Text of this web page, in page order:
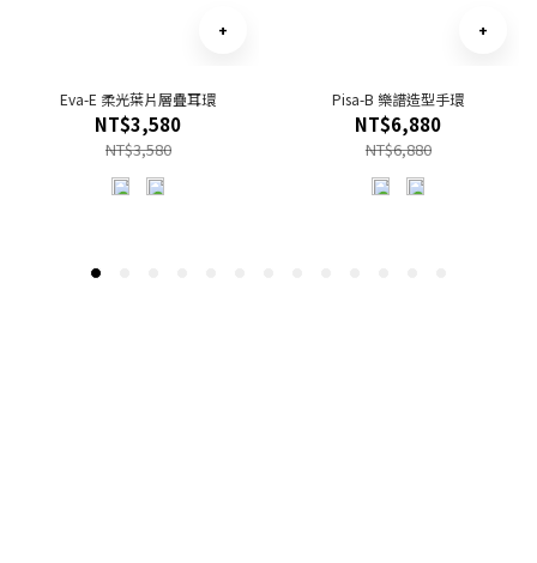
Eva-E 柔光葉片層疊耳環
NT$3,580
NT$3,580
Pisa-B 樂譜造型手環
NT$6,880
NT$6,880